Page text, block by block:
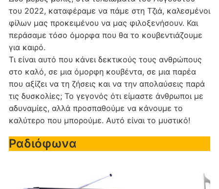
του 2022, καταφέραμε να πάμε στη Τζιά, καλεσμένοι
φίλων μας προκειμένου να μας φιλοξενήσουν. Και
περάσαμε τόσο όμορφα που θα το κουβεντιάζουμε
για καιρό.
Τι είναι αυτό που κάνει δεκτικούς τους ανθρώπους
στο καλό, σε μια όμορφη κουβέντα, σε μια παρέα
που αξίζει να τη ζήσεις και να την απολαύσεις παρά
τις δυσκολίες; Το γεγονός ότι είμαστε άνθρωποι με
αδυναμίες, αλλά προσπαθούμε να κάνουμε το
καλύτερο που μπορούμε. Αυτό είναι το μυστικό!
Ραδιόφωνα